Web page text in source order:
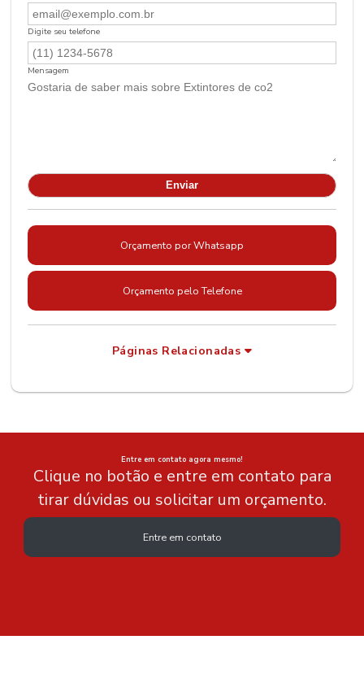
Digite seu telefone
Mensagem
Orçamento por Whatsapp
Orçamento pelo Telefone
Páginas Relacionadas
Entre em contato agora mesmo!
Clique no botão e entre em contato para
tirar dúvidas ou solicitar um orçamento.
Entre em contato